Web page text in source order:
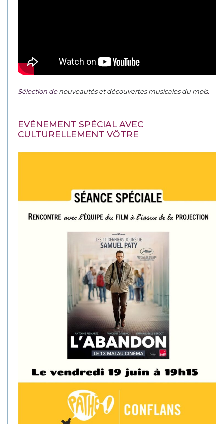
Sélection denouveautés et découvertes musicales du mois.
EVÉNEMENT SPÉCIAL AVEC
CULTURELLEMENT VÔTRE